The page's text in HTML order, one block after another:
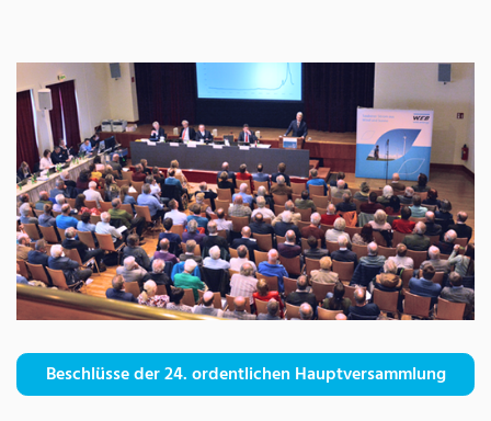
Beschlüsse der 24. ordentlichen Hauptversammlung